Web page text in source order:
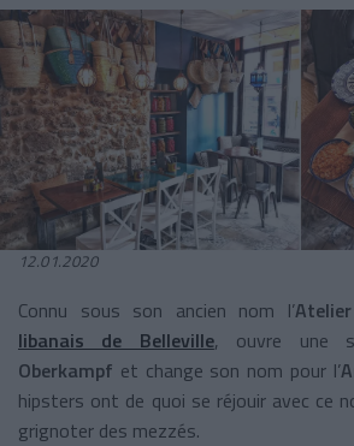
12.01.2020
Connu sous son ancien nom l’
libanais de Belleville, ouvre une
Oberkampf et change son nom pour l’
hipsters ont de quoi se réjouir avec ce
grignoter des mezzés.